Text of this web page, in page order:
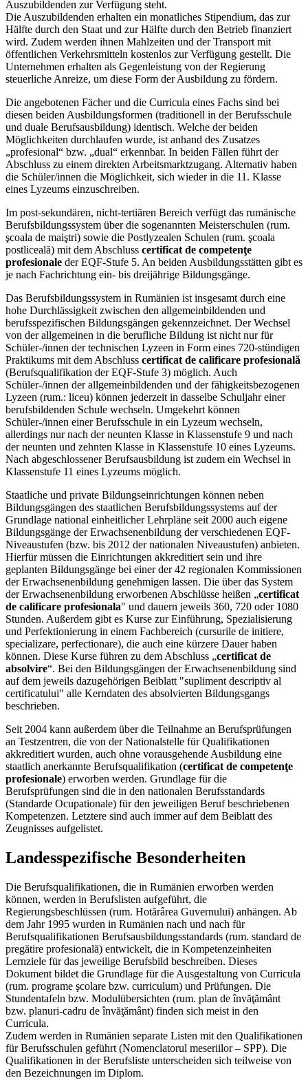
Auszubildenden zur Verfügung steht.
Die Auszubildenden erhalten ein monatliches Stipendium, das zur
Hälfte durch den Staat und zur Hälfte durch den Betrieb finanziert
wird. Zudem werden ihnen Mahlzeiten und der Transport mit
öffentlichen Verkehrsmitteln kostenlos zur Verfügung gestellt. Die
Unternehmen erhalten als Gegenleistung von der Regierung
steuerliche Anreize, um diese Form der Ausbildung zu fördern.
Die angebotenen Fächer und die Curricula eines Fachs sind bei
diesen beiden Ausbildungsformen (traditionell in der Berufsschule
und duale Berufsausbildung) identisch. Welche der beiden
Möglichkeiten durchlaufen wurde, ist anhand des Zusatzes
„profesional“ bzw. „dual“ erkennbar. In beiden Fällen führt der
Abschluss zu einem direkten Arbeitsmarktzugang. Alternativ haben
die Schüler/innen die Möglichkeit, sich wieder in die 11. Klasse
eines Lyzeums einzuschreiben.
Im post-sekundären, nicht-tertiären Bereich verfügt das rumänische
Berufsbildungssystem über die sogenannten Meisterschulen (rum.
şcoala de maiştri) sowie die Postlyzealen Schulen (rum. şcoala
postliceală) mit dem Abschluss certificat de competenţe
profesionale der EQF-Stufe 5. An beiden Ausbildungsstätten gibt es
je nach Fachrichtung ein- bis dreijährige Bildungsgänge.
Das Berufsbildungssystem in Rumänien ist insgesamt durch eine
hohe Durchlässigkeit zwischen den allgemeinbildenden und
berufsspezifischen Bildungsgängen gekennzeichnet. Der Wechsel
von der allgemeinen in die berufliche Bildung ist nicht nur für
Schüler-/innen der technischen Lyzeen in Form eines 720-stündigen
Praktikums mit dem Abschluss certificat de calificare profesională
(Berufsqualifikation der EQF-Stufe 3) möglich. Auch
Schüler-/innen der allgemeinbildenden und der fähigkeitsbezogenen
Lyzeen (rum.: liceu) können jederzeit in dasselbe Schuljahr einer
berufsbildenden Schule wechseln. Umgekehrt können
Schüler-/innen einer Berufsschule in ein Lyzeum wechseln,
allerdings nur nach der neunten Klasse in Klassenstufe 9 und nach
der neunten und zehnten Klasse in Klassenstufe 10 eines Lyzeums.
Nach abgeschlossener Berufsausbildung ist zudem ein Wechsel in
Klassenstufe 11 eines Lyzeums möglich.
Staatliche und private Bildungseinrichtungen können neben
Bildungsgängen des staatlichen Berufsbildungssystems auf der
Grundlage national einheitlicher Lehrpläne seit 2000 auch eigene
Bildungsgänge der Erwachsenenbildung der verschiedenen EQF-
Niveaustufen (bzw. bis 2012 der nationalen Niveaustufen) anbieten.
Hierfür müssen die Einrichtungen akkreditiert sein und ihre
geplanten Bildungsgänge bei einer der 42 regionalen Kommissionen
der Erwachsenenbildung genehmigen lassen. Die über das System
der Erwachsenenbildung erworbenen Abschlüsse heißen „certificat
de calificare profesionala" und dauern jeweils 360, 720 oder 1080
Stunden. Außerdem gibt es Kurse zur Einführung, Spezialisierung
und Perfektionierung in einem Fachbereich (cursurile de initiere,
specializare, perfectionare), die auch eine kürzere Dauer haben
können. Diese Kurse führen zu dem Abschluss „certificat de
absolvire“. Bei den Bildungsgängen der Erwachsenenbildung sind
auf dem jeweils dazugehörigen Beiblatt "supliment descriptiv al
certificatului" alle Kerndaten des absolvierten Bildungsgangs
beschrieben.
Seit 2004 kann außerdem über die Teilnahme an Berufsprüfungen
an Testzentren, die von der Nationalstelle für Qualifikationen
akkreditiert wurden, auch ohne vorausgehende Ausbildung eine
staatlich anerkannte Berufsqualifikation (certificat de competenţe
profesionale) erworben werden. Grundlage für die
Berufsprüfungen sind die in den nationalen Berufsstandards
(Standarde Ocupationale) für den jeweiligen Beruf beschriebenen
Kompetenzen. Letztere sind auch immer auf dem Beiblatt des
Zeugnisses aufgelistet.
Landesspezifische Besonderheiten
Die Berufsqualifikationen, die in Rumänien erworben werden
können, werden in Berufslisten aufgeführt, die
Regierungsbeschlüssen (rum. Hotărârea Guvernului) anhängen. Ab
dem Jahr 1995 wurden in Rumänien nach und nach für
Berufsqualifikationen Berufsausbildungsstandards (rum. standard de
pregătire profesională) entwickelt, die in Kompetenzeinheiten
Lernziele für das jeweilige Berufsbild beschreiben. Dieses
Dokument bildet die Grundlage für die Ausgestaltung von Curricula
(rum. programe şcolare bzw. curriculum) und Prüfungen. Die
Stundentafeln bzw. Modulübersichten (rum. plan de învăţământ
bzw. planuri-cadru de învăţământ) finden sich meist in den
Curricula.
Zudem werden in Rumänien separate Listen mit den Qualifikationen
für Berufsschulen geführt (Nomenclatorul meseriilor – SPP). Die
Qualifikationen in der Berufsliste unterscheiden sich teilweise von
den Bezeichnungen im Diplom.